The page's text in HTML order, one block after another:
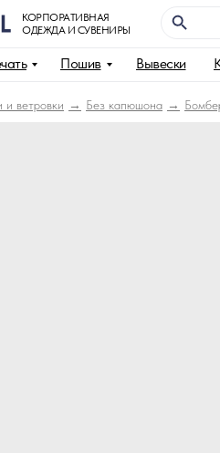
и ветровки Без капюшона
Пошив Вывески
КОРПОРАТИВНАЯ
ОДЕЖДА И СУВЕНИРЫ